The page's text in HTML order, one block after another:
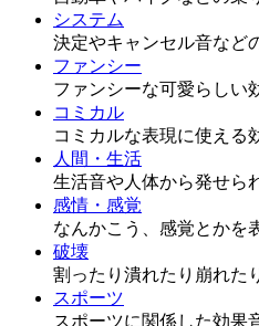
システム
決定やキャンセル音など
ファンシー
ファンシーな可愛らしい
コミカル
コミカルな表現に使える
人間・生活
生活音や人体から発せら
感情・感覚
なんかこう、感覚とかを
破壊
割ったり潰れたり崩れた
スポーツ
スポーツに関係した効果